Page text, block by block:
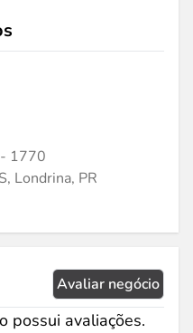
1770
Londrina, PR
Avaliar negócio
possui avaliações.